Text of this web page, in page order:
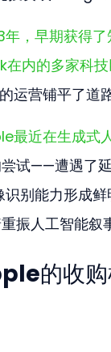
，早期获得
内的多家科
运营铺平了道路
最近在生成式
试——遭遇了
别能力形成
振人工智能叙
的收